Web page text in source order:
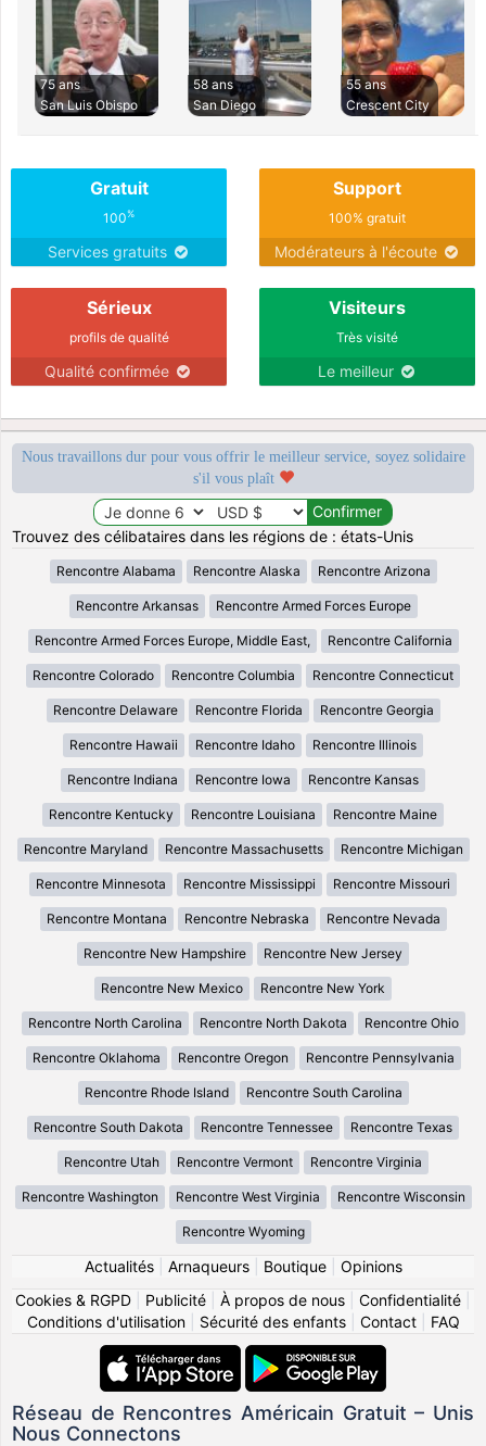
75 ans
San Luis Obispo
58 ans
San Diego
55 ans
Crescent City
Gratuit
100%
Services gratuits
Support
100% gratuit
Modérateurs à l'écoute
Sérieux
profils de qualité
Qualité confirmée
Visiteurs
Très visité
Le meilleur
Nous travaillons dur pour vous offrir le meilleur service, soyez solidaire
s'il vous plaît
Trouvez des célibataires dans les régions de : états-Unis
Rencontre Alabama Rencontre Alaska Rencontre Arizona
Rencontre Arkansas Rencontre Armed Forces Europe
Rencontre Armed Forces Europe, Middle East, Rencontre California
Rencontre Colorado Rencontre Columbia Rencontre Connecticut
Rencontre Delaware Rencontre Florida Rencontre Georgia
Rencontre Hawaii Rencontre Idaho Rencontre Illinois
Rencontre Indiana Rencontre Iowa Rencontre Kansas
Rencontre Kentucky Rencontre Louisiana Rencontre Maine
Rencontre Maryland Rencontre Massachusetts Rencontre Michigan
Rencontre Minnesota Rencontre Mississippi Rencontre Missouri
Rencontre Montana Rencontre Nebraska Rencontre Nevada
Rencontre New Hampshire Rencontre New Jersey
Rencontre New Mexico Rencontre New York
Rencontre North Carolina Rencontre North Dakota Rencontre Ohio
Rencontre Oklahoma Rencontre Oregon Rencontre Pennsylvania
Rencontre Rhode Island Rencontre South Carolina
Rencontre South Dakota Rencontre Tennessee Rencontre Texas
Rencontre Utah Rencontre Vermont Rencontre Virginia
Rencontre Washington Rencontre West Virginia Rencontre Wisconsin
Rencontre Wyoming
Actualités| Arnaqueurs| Boutique| Opinions
Cookies & RGPD
Publicité À propos de nous Confidentialité
Conditions d'utilisation| Sécurité des enfants| Contact| FAQ
Réseau de Rencontres Américain Gratuit – Unis
Nous Connectons